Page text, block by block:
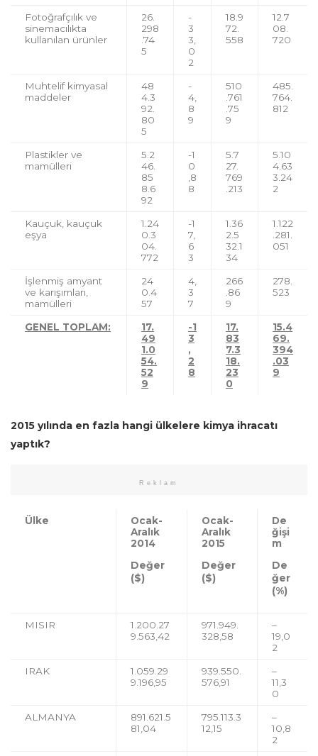
Fotoğrafçılık ve
sinemacılıkta
kullanılan ürünler
26.
298
.74
5
-
3
3,
0
2
18.9
72.
558
12.7
08.
720
Muhtelif kimyasal
maddeler
48
4.3
92.
80
5
-
4,
8
9
510
.761
.75
9
485.
764.
812
Plastikler ve
mamülleri
5.2
46.
85
8.6
92
-1
0
,8
8
5.7
27.
769
.213
5.10
4.63
3.24
2
Kauçuk, kauçuk
eşya
1.24
0.3
04.
772
-1
7,
6
3
1.36
2.5
32.1
34
1.122
.281.
051
İşlenmiş amyant
ve karışımları,
mamülleri
24
0.4
57
4,
3
7
266
.86
9
278.
523
GENEL TOPLAM:
17.
49
1.0
54.
52
9
-1
3
,
2
8
17.
83
7.3
18.
23
0
15.4
69.
394
.03
9
2015 yılında en fazla hangi ülkelere kimya ihracatı
yaptık?
Reklam
Ülke
Ocak-
Aralık
2014
Değer
($)
Ocak-
Aralık
2015
Değer
($)
De
ğişi
m
De
ğer
(%)
MISIR
1.200.27
9.563,42
971.949.
328,58
–
19,0
2
IRAK
1.059.29
9.196,95
939.550.
576,91
–
11,3
0
ALMANYA
891.621.5
81,04
795.113.3
12,15
–
10,8
2